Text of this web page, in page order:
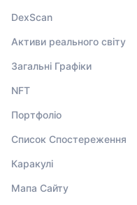
DexScan
Активи реального світу
Загальні Графіки
NFT
Портфоліо
Список Спостереження
Каракулі
Мапа Сайту